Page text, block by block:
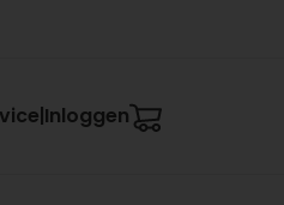
Inloggen